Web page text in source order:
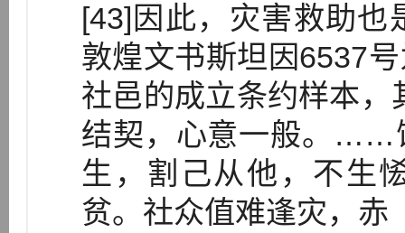
[43]因此，灾害救助也
敦煌文书斯坦因6537
社邑的成立条约样本，
结契，心意一般。……
生，割己从他，不生
贫。社众值难逢灾，赤